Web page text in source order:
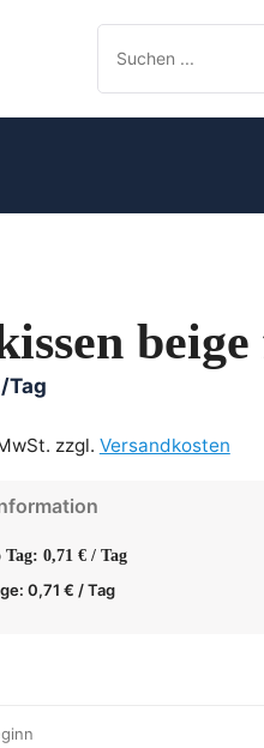
/Tag
zzgl. Versandkosten
Tag: 0,71 € / Tag
0,71 € / Tag